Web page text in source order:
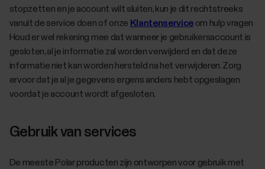
stopzetten en je account wilt sluiten, kun je dit rechtstreeks
vanuit de service doen of onze Klantenservice om hulp vragen
Houd er wel rekening mee dat wanneer je gebruikersaccount is
gesloten, al je informatie zal worden verwijderd en dat deze
informatie niet kan worden hersteld na het verwijderen. Zorg
ervoor dat je al je gegevens ergens anders hebt opgeslagen
voordat je account wordt afgesloten.
Gebruik van services
De meeste Polar producten zijn ontworpen voor gebruik met